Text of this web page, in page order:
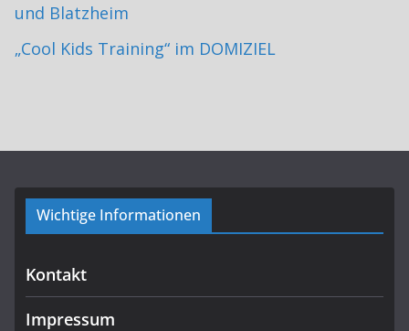
und Blatzheim
„Cool Kids Training“ im DOMIZIEL
Wichtige Informationen
Kontakt
Impressum